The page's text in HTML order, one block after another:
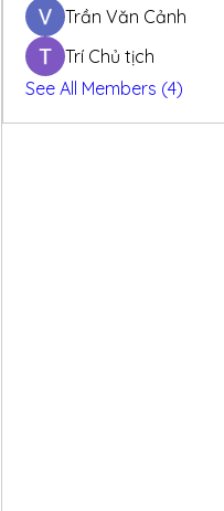
Trần Văn Cảnh
Trí Chủ tịch
See All Members (4)